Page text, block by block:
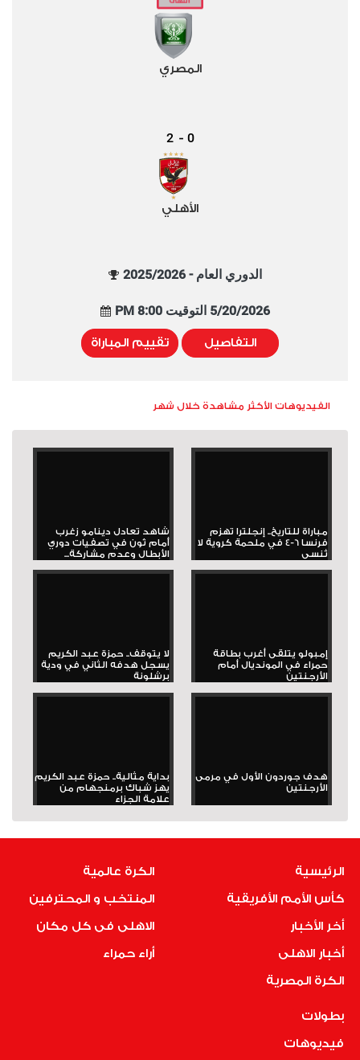
المصري
0
-
2
الأهلي
الدوري العام - 2025/2026
5/20/2026 التوقيت 8:00 PM
التفاصيل تقييم المباراة
الفيديوهات الأكثر مشاهدة خلال شهر
مباراة للتاريخ.. إنجلترا تهزم
فرنسا 6-4 في ملحمة كروية لا
تُنسى
شاهد تعادل دينامو زغرب
أمام ثون في تصفيات دوري
الأبطال وعدم مشاركة...
إمبولو يتلقى أغرب بطاقة
حمراء في المونديال أمام
الأرجنتين
لا يتوقف.. حمزة عبد الكريم
يسجل هدفه الثاني في ودية
برشلونة
هدف جوردون الأول في مرمى
الأرجنتين
بداية مثالية.. حمزة عبد الكريم
يهز شباك برمنجهام من
علامة الجزاء
الرئيسية
كأس الأمم الأفريقية
أخر الأخبار
أخبار الاهلى
الكرة المصرية
الكرة عالمية
المنتخب و المحترفين
الاهلى فى كل مكان
أراء حمراء
بطولات
فيديوهات